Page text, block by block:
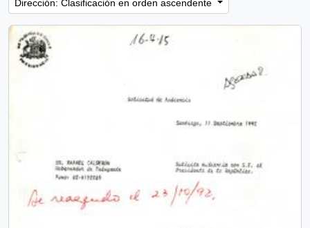
Dirección: Clasificación en orden ascendente